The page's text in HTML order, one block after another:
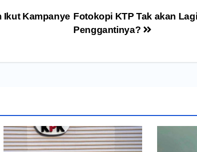
Fotokopi KTP Tak akan
Penggantinya?
Ikut Kampanye